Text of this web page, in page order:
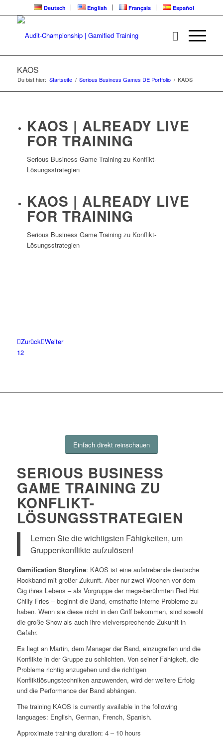
Deutsch English Français Español
KAOS
Du bist hier: Startseite / Serious Business Games DE Portfolio / KAOS
KAOS | ALREADY LIVE
FOR TRAINING
Serious Business Game Training zu Konflikt-
Lösungsstrategien
KAOS | ALREADY LIVE
FOR TRAINING
Serious Business Game Training zu Konflikt-
Lösungsstrategien
Zurück Weiter
12
Einfach direkt reinschauen
SERIOUS BUSINESS
GAME TRAINING ZU
KONFLIKT-
LÖSUNGSSTRATEGIEN
Lernen Sie die wichtigsten Fähigkeiten, um
Gruppenkonflikte aufzulösen!
Gamification Storyline: KAOS ist eine aufstrebende deutsche
Rockband mit großer Zukunft. Aber nur zwei Wochen vor dem
Gig ihres Lebens – als Vorgruppe der mega-berühmten Red Hot
Chilly Fries – beginnt die Band, ernsthafte interne Probleme zu
haben. Wenn sie diese nicht in den Griff bekommen, sind sowohl
die große Show als auch ihre vielversprechende Zukunft in
Gefahr.
Es liegt an Martin, dem Manager der Band, einzugreifen und die
Konflikte in der Gruppe zu schlichten. Von seiner Fähigkeit, die
Probleme richtig anzugehen und die richtigen
Konfliktlösungstechniken anzuwenden, wird der weitere Erfolg
und die Performance der Band abhängen.
The training KAOS is currently available in the following
languages: English, German, French, Spanish.
Approximate training duration: 4 – 10 hours